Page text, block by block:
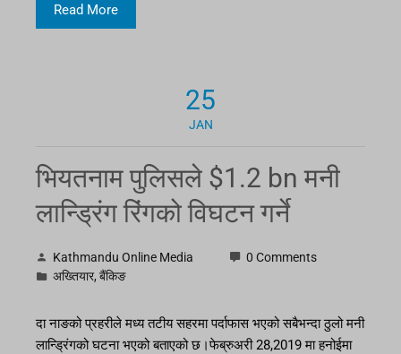
Read More
25
JAN
भियतनाम पुलिसले $1.2 bn मनी
लान्ड्रिंग रिंगको विघटन गर्ने
Kathmandu Online Media
0 Comments
अख्तियार, बैंकिङ
दा नाङको प्रहरीले मध्य तटीय सहरमा पर्दाफास भएको सबैभन्दा ठुलो मनी
लान्ड्रिंगको घटना भएको बताएको छ।फेब्रुअरी 28,2019 मा हनोईमा